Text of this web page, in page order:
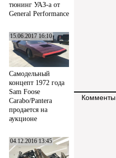
тюнинг УАЗ-а от
General Performance
15.06.2017 16:10
Самодельный
концепт 1972 года
Sam Foose
Carabo/Pantera
продается на
аукционе
04.12.2016 13:45
Комменты